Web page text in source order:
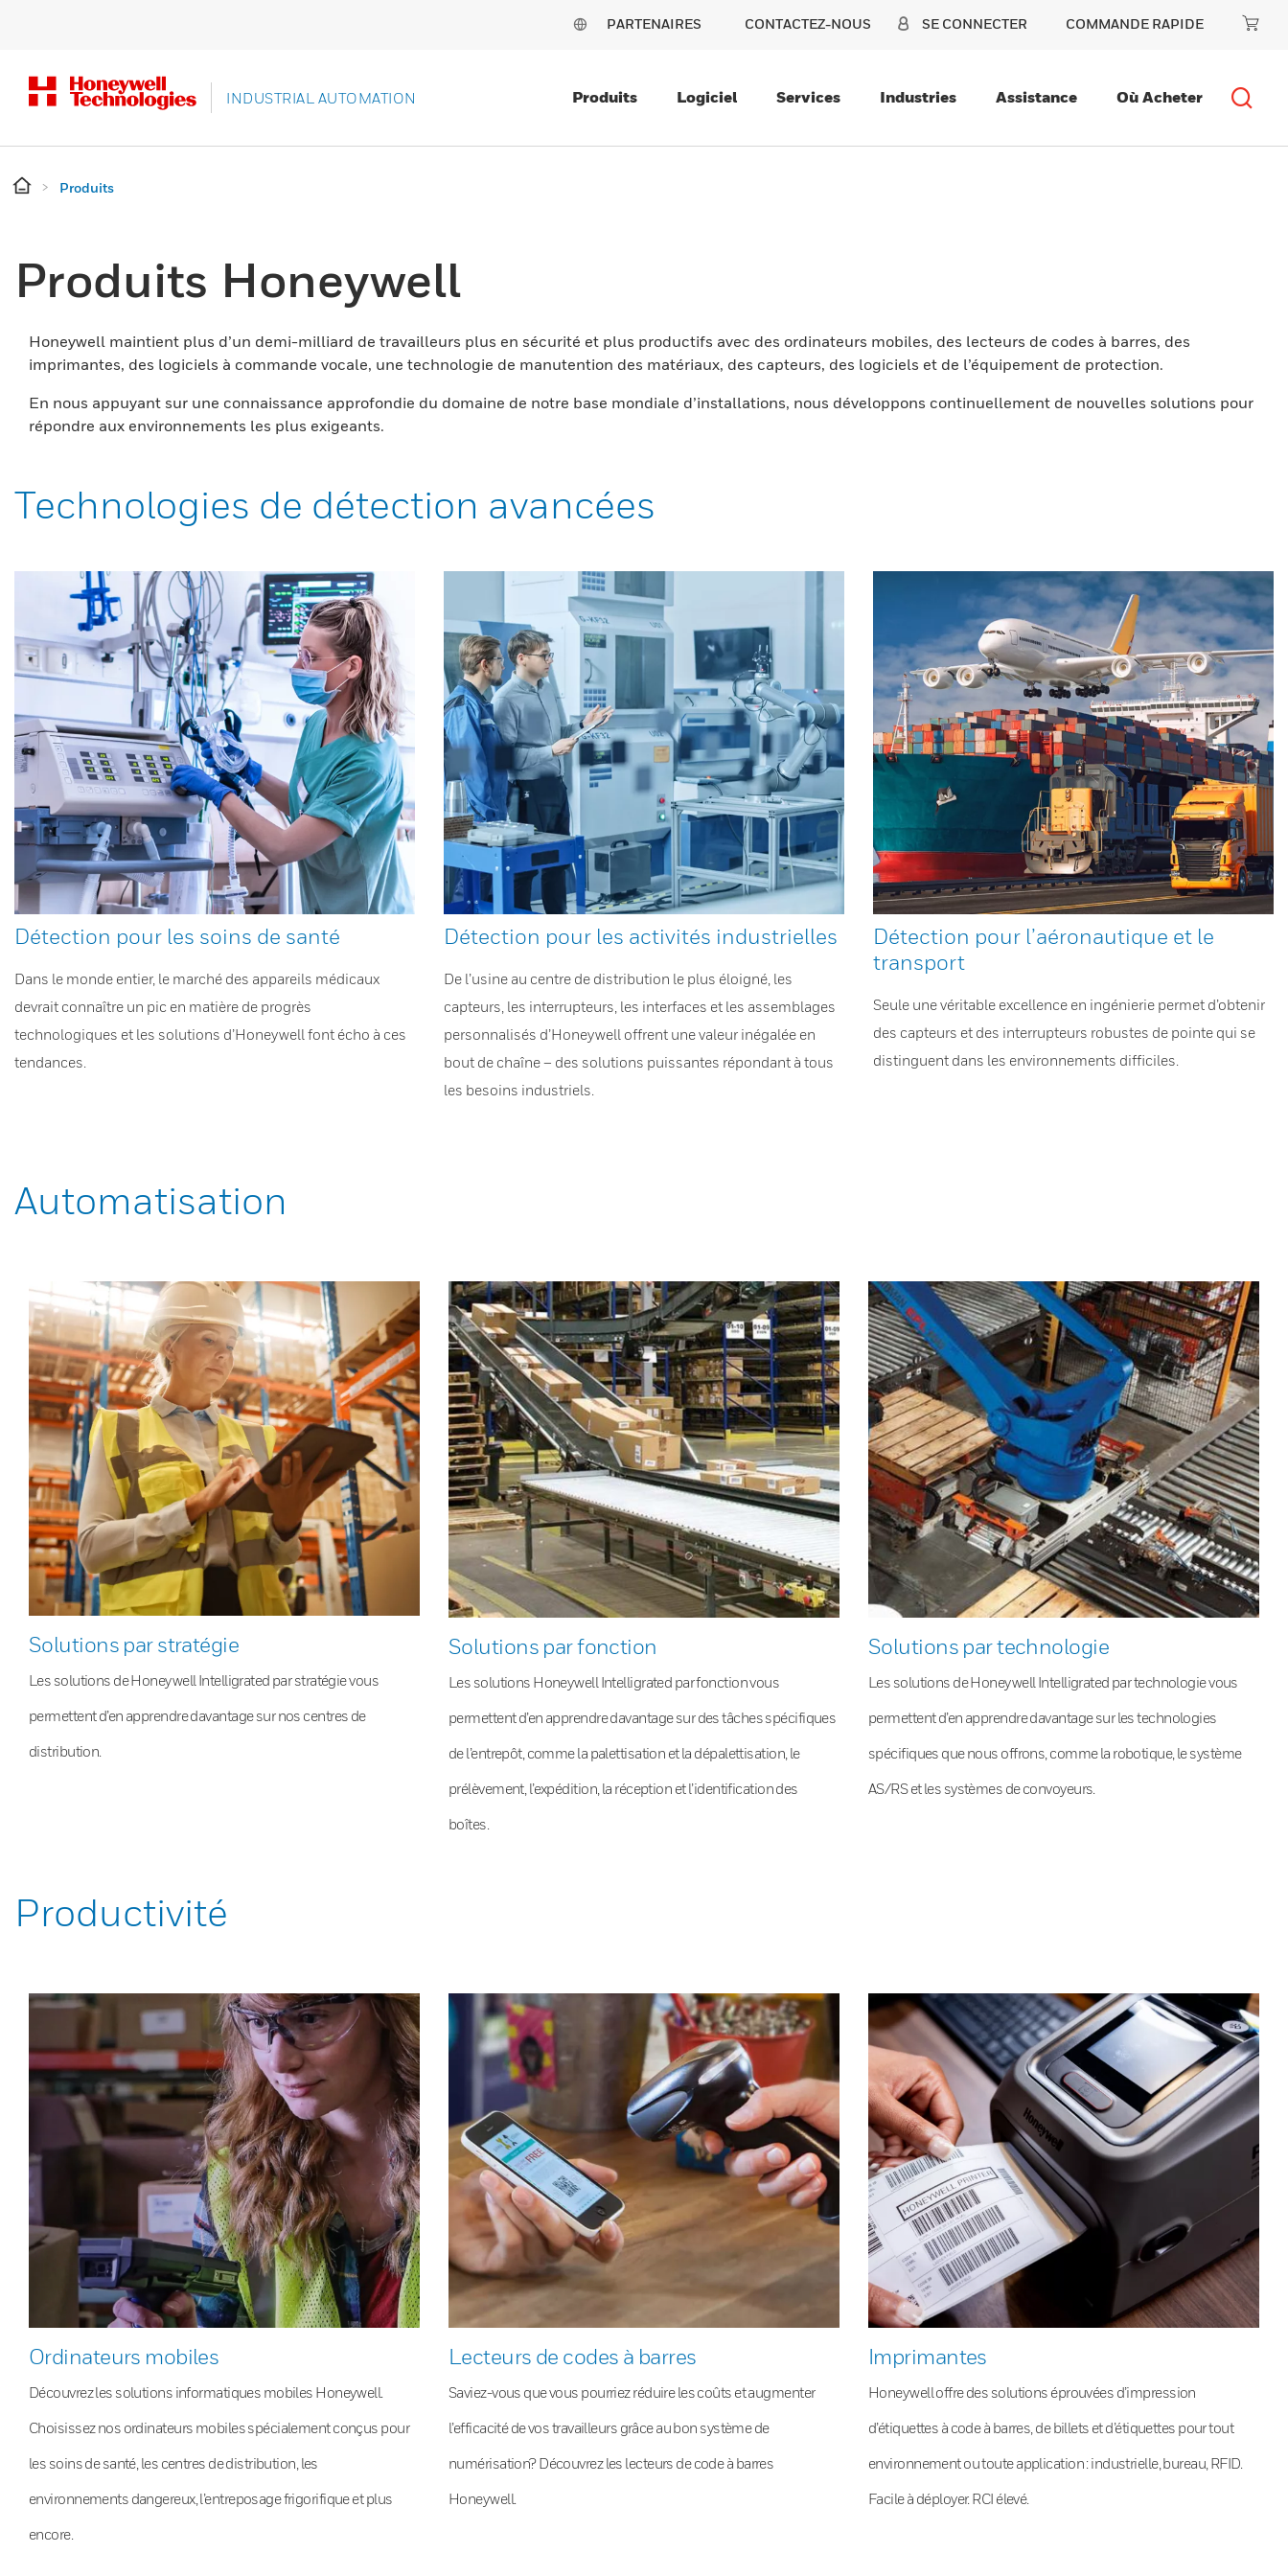
PARTENAIRES CONTACTEZ-NOUS SE CONNECTER COMMANDE RAPIDE
INDUSTRIAL AUTOMATION Produits Logiciel Services Industries Assistance Où Acheter
Produits
Produits Honeywell
Honeywell maintient plus d’un demi-milliard de travailleurs plus en sécurité et plus productifs avec des ordinateurs mobiles, des lecteurs de codes à barres, des
imprimantes, des logiciels à commande vocale, une technologie de manutention des matériaux, des capteurs, des logiciels et de l’équipement de protection.
En nous appuyant sur une connaissance approfondie du domaine de notre base mondiale d’installations, nous développons continuellement de nouvelles solutions pour
répondre aux environnements les plus exigeants.
Technologies de détection avancées
Détection pour les soins de santé
Dans le monde entier, le marché des appareils médicaux
devrait connaître un pic en matière de progrès
technologiques et les solutions d’Honeywell font écho à ces
tendances.
Détection pour les activités industrielles
De l’usine au centre de distribution le plus éloigné, les
capteurs, les interrupteurs, les interfaces et les assemblages
personnalisés d’Honeywell offrent une valeur inégalée en
bout de chaîne – des solutions puissantes répondant à tous
les besoins industriels.
Détection pour l’aéronautique et le
transport
Seule une véritable excellence en ingénierie permet d’obtenir
des capteurs et des interrupteurs robustes de pointe qui se
distinguent dans les environnements difficiles.
Automatisation
Solutions par stratégie
Les solutions de Honeywell Intelligrated par stratégie vous
permettent d’en apprendre davantage sur nos centres de
distribution.
Solutions par fonction
Les solutions Honeywell Intelligrated par fonction vous
permettent d’en apprendre davantage sur des tâches spécifiques
de l’entrepôt, comme la palettisation et la dépalettisation, le
prélèvement, l’expédition, la réception et l’identification des
boîtes.
Solutions par technologie
Les solutions de Honeywell Intelligrated par technologie vous
permettent d’en apprendre davantage sur les technologies
spécifiques que nous offrons, comme la robotique, le système
AS/RS et les systèmes de convoyeurs.
Productivité
Ordinateurs mobiles
Découvrez les solutions informatiques mobiles Honeywell.
Choisissez nos ordinateurs mobiles spécialement conçus pour
les soins de santé, les centres de distribution, les
environnements dangereux, l’entreposage frigorifique et plus
encore.
Lecteurs de codes à barres
Saviez-vous que vous pourriez réduire les coûts et augmenter
l’efficacité de vos travailleurs grâce au bon système de
numérisation? Découvrez les lecteurs de code à barres
Honeywell.
Imprimantes
Honeywell offre des solutions éprouvées d’impression
d’étiquettes à code à barres, de billets et d’étiquettes pour tout
environnement ou toute application : industrielle, bureau, RFID.
Facile à déployer. RCI élevé.